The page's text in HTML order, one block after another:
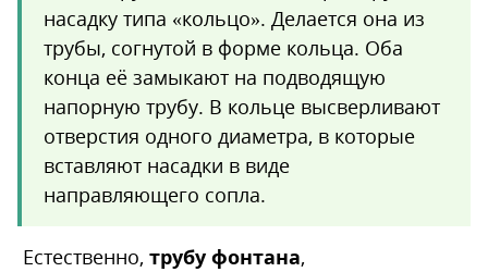
насадку типа «кольцо». Делается она из
трубы, согнутой в форме кольца. Оба
конца её замыкают на подводящую
напорную трубу. В кольце высверливают
отверстия одного диаметра, в которые
вставляют насадки в виде
направляющего сопла.
Естественно, трубу фонтана,